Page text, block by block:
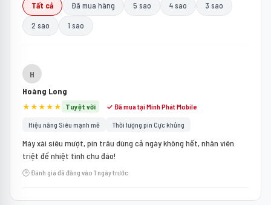
Tất cả Đã mua hàng 5 sao 4 sao 3 sao
2 sao 1 sao
H
Hoàng Long
★★★★★ Tuyệt vời ✓ Đã mua tại Minh Phát Mobile
Hiệu năng Siêu mạnh mẽ Thời lượng pin Cực khủng
Máy xài siêu mượt, pin trâu dùng cả ngày không hết, nhân viên
triệt để nhiệt tình chu đáo!
🕒 Đánh giá đã đăng vào 1 ngày trước